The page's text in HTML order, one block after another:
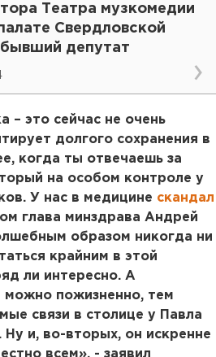
Театра музкомедии
Свердловской
депутат
– это сейчас не очень
долгого сохранения в
когда ты отвечаешь за
на особом контроле у
У нас в медицине скандал
глава минздрава Андрей
образом никогда ни
крайним в этой
ли интересно. А
можно пожизненно, тем
связи в столице у Павла
Ну и, во-вторых, он искренне
всем», - заявил